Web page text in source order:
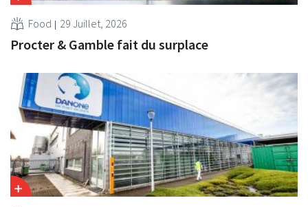
Food 29 Juillet, 2026
Procter & Gamble fait du surplace